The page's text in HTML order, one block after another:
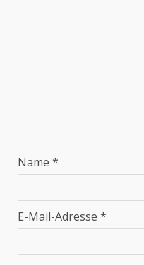
Name *
E-Mail-Adresse *